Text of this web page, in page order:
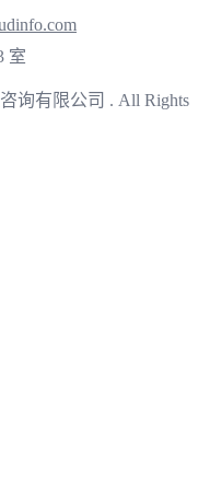
室
询有限公司 . All Rights